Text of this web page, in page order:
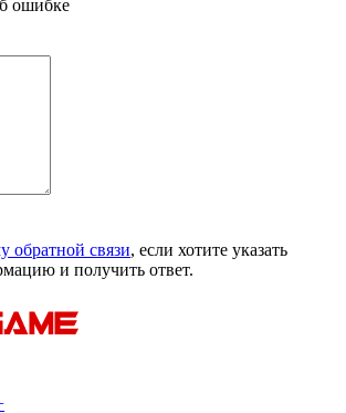
ошибке
обратной связи, если хотите указать
и получить ответ.